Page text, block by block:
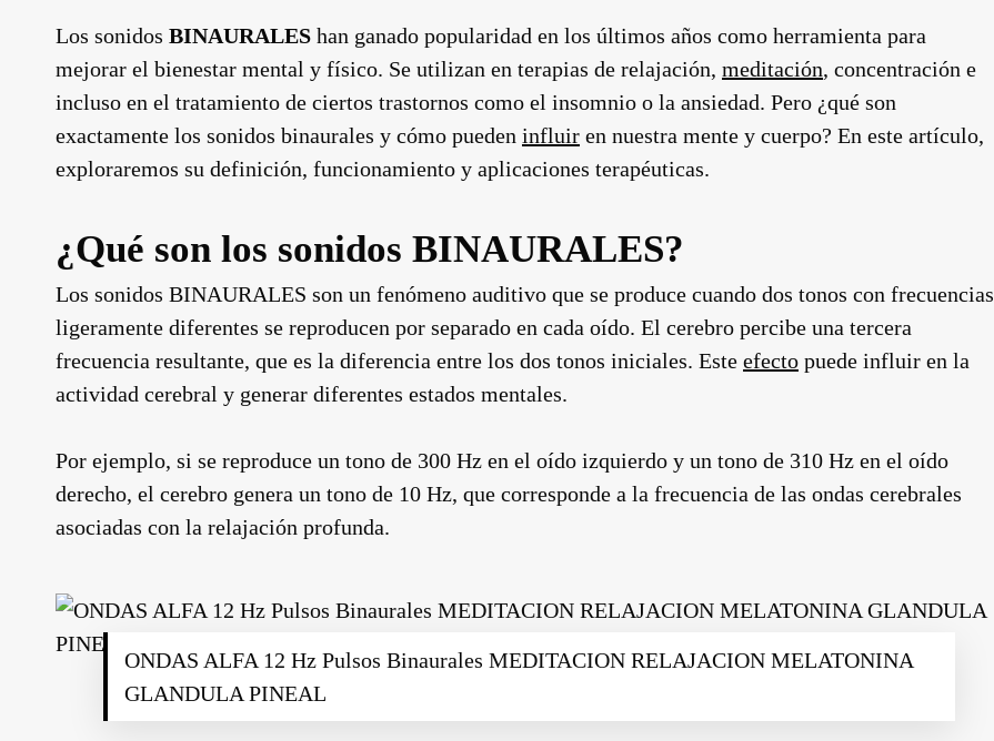
Los sonidos BINAURALES han ganado popularidad en los últimos años como herramienta para
mejorar el bienestar mental y físico. Se utilizan en terapias de relajación, meditación, concentración e
incluso en el tratamiento de ciertos trastornos como el insomnio o la ansiedad. Pero ¿qué son
exactamente los sonidos binaurales y cómo pueden influir en nuestra mente y cuerpo? En este artículo,
exploraremos su definición, funcionamiento y aplicaciones terapéuticas.
¿Qué son los sonidos BINAURALES?
Los sonidos BINAURALES son un fenómeno auditivo que se produce cuando dos tonos con frecuencias
ligeramente diferentes se reproducen por separado en cada oído. El cerebro percibe una tercera
frecuencia resultante, que es la diferencia entre los dos tonos iniciales. Este efecto puede influir en la
actividad cerebral y generar diferentes estados mentales.
Por ejemplo, si se reproduce un tono de 300 Hz en el oído izquierdo y un tono de 310 Hz en el oído
derecho, el cerebro genera un tono de 10 Hz, que corresponde a la frecuencia de las ondas cerebrales
asociadas con la relajación profunda.
ONDAS ALFA 12 Hz Pulsos Binaurales MEDITACION RELAJACION MELATONINA
GLANDULA PINEAL